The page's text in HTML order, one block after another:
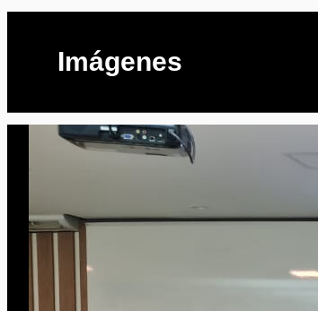
Imágenes